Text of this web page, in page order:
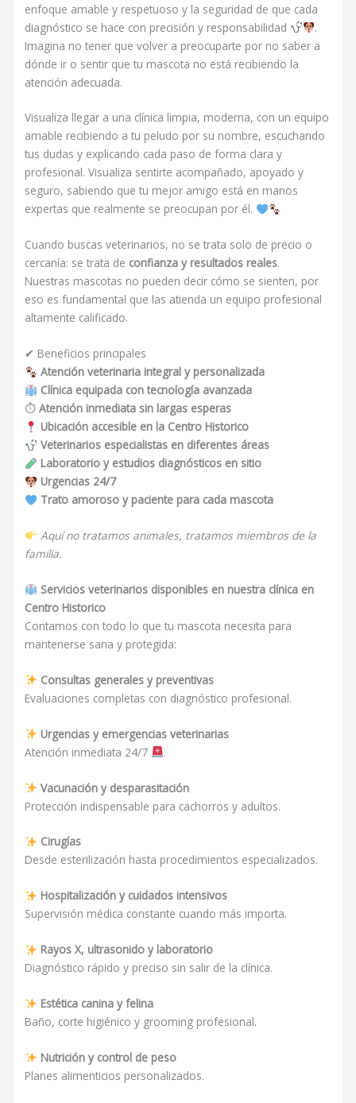
enfoque amable y respetuoso y la seguridad de que cada
diagnóstico se hace con precisión y responsabilidad
.
Imagina no tener que volver a preocuparte por no saber a
dónde ir o sentir que tu mascota no está recibiendo la
atención adecuada.
Visualiza llegar a una clínica limpia, moderna, con un equipo
amable recibiendo a tu peludo por su nombre, escuchando
tus dudas y explicando cada paso de forma clara y
profesional. Visualiza sentirte acompañado, apoyado y
seguro, sabiendo que tu mejor amigo está en manos
expertas que realmente se preocupan por él.
Cuando buscas veterinarios, no se trata solo de precio o
cercanía: se trata de confianza y resultados reales.
Nuestras mascotas no pueden decir cómo se sienten, por
eso es fundamental que las atienda un equipo profesional
altamente calificado.
✔ Beneficios principales
Atención veterinaria integral y personalizada
Clínica equipada con tecnología avanzada
⏱Atención inmediata sin largas esperas
Ubicación accesible en la Centro Historico
Veterinarios especialistas en diferentes áreas
Laboratorio y estudios diagnósticos en sitio
Urgencias 24/7
Trato amoroso y paciente para cada mascota
Aquí no tratamos animales, tratamos miembros de la
familia.
Servicios veterinarios disponibles en nuestra clínica en
Centro Historico
Contamos con todo lo que tu mascota necesita para
mantenerse sana y protegida:
Consultas generales y preventivas
Evaluaciones completas con diagnóstico profesional.
Urgencias y emergencias veterinarias
Atención inmediata 24/7
.
Vacunación y desparasitación
Protección indispensable para cachorros y adultos.
Cirugías
Desde esterilización hasta procedimientos especializados.
Hospitalización y cuidados intensivos
Supervisión médica constante cuando más importa.
Rayos X, ultrasonido y laboratorio
Diagnóstico rápido y preciso sin salir de la clínica.
Estética canina y felina
Baño, corte higiénico y grooming profesional.
Nutrición y control de peso
Planes alimenticios personalizados.